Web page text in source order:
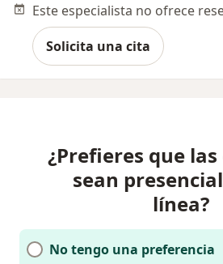
Solicita una cita
¿Prefieres que
sean
línea?
No tengo una preferencia